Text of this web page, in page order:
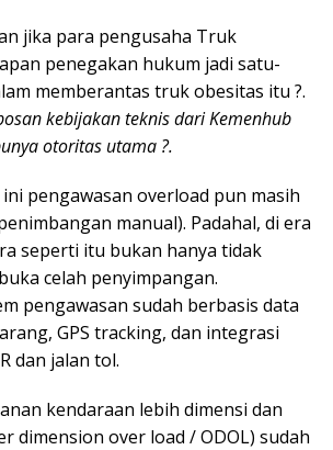
jika para pengusaha Truk
penegakan hukum jadi satu-
memberantas truk obesitas itu ?.
kebijakan teknis dari Kemenhub
otoritas utama ?.
ini pengawasan overload pun masih
manual). Padahal, di era
seperti itu bukan hanya tidak
celah penyimpangan.
pengawasan sudah berbasis data
GPS tracking, dan integrasi
dan jalan tol.
kendaraan lebih dimensi dan
dimension over load / ODOL) sudah